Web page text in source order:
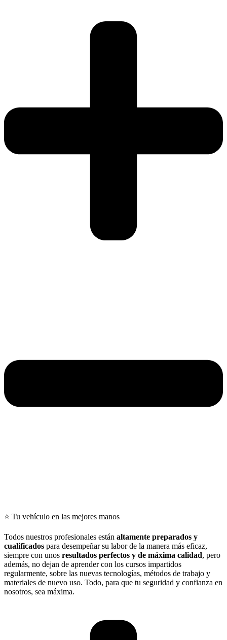
⭐ Tu vehículo en las mejores manos
Todos nuestros profesionales están altamente preparados y
cualificados para desempeñar su labor de la manera más eficaz,
siempre con unos resultados perfectos y de máxima calidad, pero
además, no dejan de aprender con los cursos impartidos
regularmente, sobre las nuevas tecnologías, métodos de trabajo y
materiales de nuevo uso. Todo, para que tu seguridad y confianza en
nosotros, sea máxima.